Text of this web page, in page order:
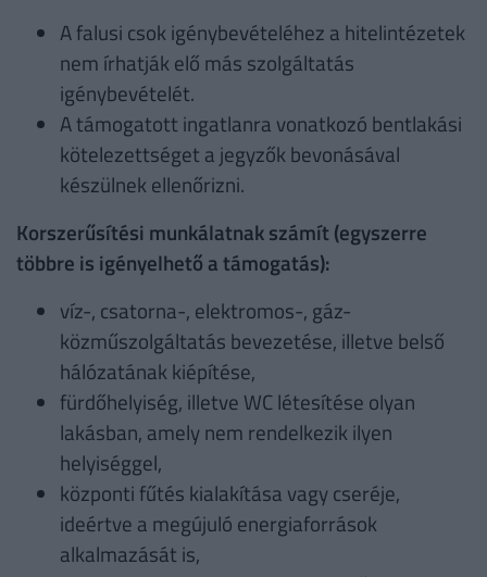
A falusi csok igénybevételéhez a hitelintézetek
nem írhatják elő más szolgáltatás
igénybevételét.
A támogatott ingatlanra vonatkozó bentlakási
kötelezettséget a jegyzők bevonásával
készülnek ellenőrizni.
Korszerűsítési munkálatnak számít (egyszerre
többre is igényelhető a támogatás):
víz-, csatorna-, elektromos-, gáz-
közműszolgáltatás bevezetése, illetve belső
hálózatának kiépítése,
fürdőhelyiség, illetve WC létesítése olyan
lakásban, amely nem rendelkezik ilyen
helyiséggel,
központi fűtés kialakítása vagy cseréje,
ideértve a megújuló energiaforrások
alkalmazását is,